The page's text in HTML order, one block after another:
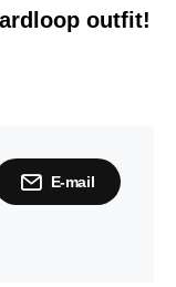
outfit!
E-mail